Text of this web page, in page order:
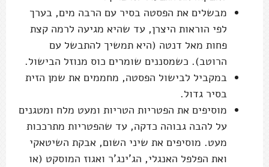
מבשלים את הפסטה בסיר עם הרבה מים, בערך
לפי הוראות היצרן, עד שהיא מגיעה לרמה קצת
פחות מאל דנטה (היא תמשיך להתבשל עם
הרוטב). כשמסננים שומרים כוס מנוזל הבישול.
במקביל לבישול הפסטה, מחממים את שמן הזית
בסיר גדול.
מוסיפים את הפטריות הטריות ומעט מלח ומטגנים
על להבה גבוהה כדקה, עד שהפטריות מתרככות
מעט. מוסיפים את שיני השום, אבקת השיטאקי
ואת הפלפל האנגלי, הג'ינג'ר ואגוז המוסקט (או